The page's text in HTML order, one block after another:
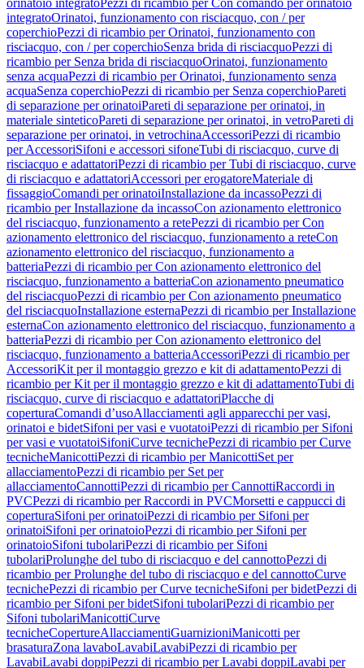
orinatoio integratoPezzi di ricambio per Con comando per orinatoio
integratoOrinatoi, funzionamento con risciacquo, con / per
coperchioPezzi di ricambio per Orinatoi, funzionamento con
risciacquo, con / per coperchioSenza brida di risciacquoPezzi di
ricambio per Senza brida di risciacquoOrinatoi, funzionamento
senza acquaPezzi di ricambio per Orinatoi, funzionamento senza
acquaSenza coperchioPezzi di ricambio per Senza coperchioPareti
di separazione per orinatoiPareti di separazione per orinatoi, in
materiale sinteticoPareti di separazione per orinatoi, in vetroPareti di
separazione per orinatoi, in vetrochinaAccessoriPezzi di ricambio
per AccessoriSifoni e accessori sifoneTubi di risciacquo, curve di
risciacquo e adattatoriPezzi di ricambio per Tubi di risciacquo, curve
di risciacquo e adattatoriAccessori per erogatoreMateriale di
fissaggioComandi per orinatoiInstallazione da incassoPezzi di
ricambio per Installazione da incassoCon azionamento elettronico
del risciacquo, funzionamento a retePezzi di ricambio per Con
azionamento elettronico del risciacquo, funzionamento a reteCon
azionamento elettronico del risciacquo, funzionamento a
batteriaPezzi di ricambio per Con azionamento elettronico del
risciacquo, funzionamento a batteriaCon azionamento pneumatico
del risciacquoPezzi di ricambio per Con azionamento pneumatico
del risciacquoInstallazione esternaPezzi di ricambio per Installazione
esternaCon azionamento elettronico del risciacquo, funzionamento a
batteriaPezzi di ricambio per Con azionamento elettronico del
risciacquo, funzionamento a batteriaAccessoriPezzi di ricambio per
AccessoriKit per il montaggio grezzo e kit di adattamentoPezzi di
ricambio per Kit per il montaggio grezzo e kit di adattamentoTubi di
risciacquo, curve di risciacquo e adattatoriPlacche di
coperturaComandi d’usoAllacciamenti agli apparecchi per vasi,
orinatoi e bidetSifoni per vasi e vuotatoiPezzi di ricambio per Sifoni
per vasi e vuotatoiSifoniCurve tecnichePezzi di ricambio per Curve
tecnicheManicottiPezzi di ricambio per ManicottiSet per
allacciamentoPezzi di ricambio per Set per
allacciamentoCannottiPezzi di ricambio per CannottiRaccordi in
PVCPezzi di ricambio per Raccordi in PVCMorsetti e cappucci di
coperturaSifoni per orinatoiPezzi di ricambio per Sifoni per
orinatoiSifoni per orinatoioPezzi di ricambio per Sifoni per
orinatoioSifoni tubolariPezzi di ricambio per Sifoni
tubolariProlunghe del tubo di risciacquo e del cannottoPezzi di
ricambio per Prolunghe del tubo di risciacquo e del cannottoCurve
tecnichePezzi di ricambio per Curve tecnicheSifoni per bidetPezzi di
ricambio per Sifoni per bidetSifoni tubolariPezzi di ricambio per
Sifoni tubolariManicottiCurve
tecnicheCopertureAllacciamentiGuarnizioniManicotti per
brasaturaZona lavaboLavabiLavabiPezzi di ricambio per
LavabiLavabi doppiPezzi di ricambio per Lavabi doppiLavabi per